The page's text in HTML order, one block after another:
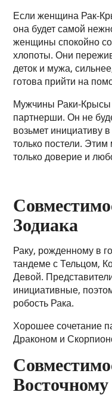
Если женщина Рак-
она будет самой
женщины спокойно
хлопоты. Они
деток и мужа,
готова прийти на
Мужчины Раки-
партнерши. Он не
возьмет инициативу
только постели.
только доверие и
Зодиака
Раку, рожденному в
тандеме с Тельцом,
Девой.
инициативные,
робость Рака.
Хорошее сочетание
Драконом и